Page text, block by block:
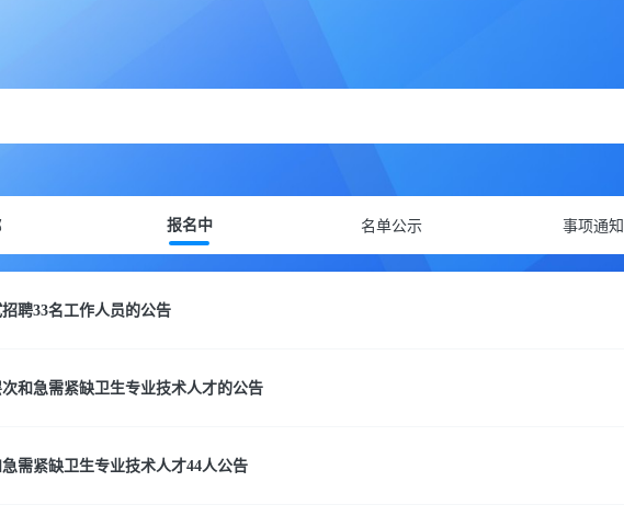
报名中 名单公示 事项通知
聘33名工作人员的公告
和急需紧缺卫生专业技术人才的公告
需紧缺卫生专业技术人才44人公告